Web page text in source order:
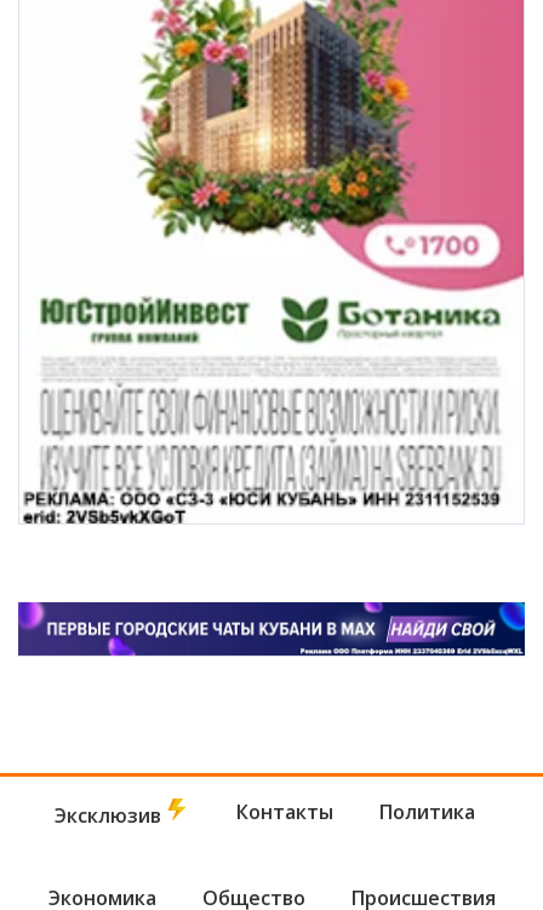
Эксклюзив Контакты Политика
Экономика Общество Происшествия